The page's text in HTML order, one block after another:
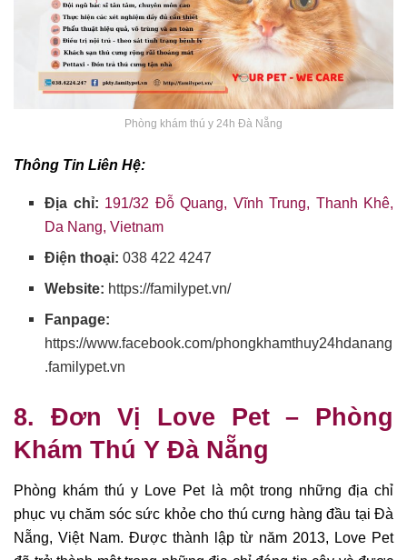
Phòng khám thú y 24h Đà Nẵng
Thông Tin Liên Hệ:
Địa chỉ: 191/32 Đỗ Quang, Vĩnh Trung, Thanh Khê,
Da Nang, Vietnam
Điện thoại: 038 422 4247
Website: https://familypet.vn/
Fanpage:
https://www.facebook.com/phongkhamthuy24hdanang
.familypet.vn
8. Đơn Vị Love Pet – Phòng
Khám Thú Y Đà Nẵng
Phòng khám thú y Love Pet là một trong những địa chỉ
phục vụ chăm sóc sức khỏe cho thú cưng hàng đầu tại Đà
Nẵng, Việt Nam. Được thành lập từ năm 2013, Love Pet